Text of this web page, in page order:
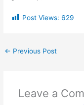
Post Views: 629
← Previous Post
Leave a